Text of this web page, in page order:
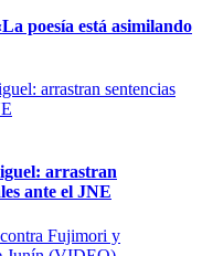
poesía está asimilando
arrastran
ante el JNE